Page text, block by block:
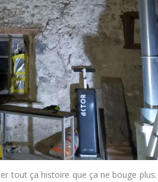
ça histoire que ça ne bouge plus.